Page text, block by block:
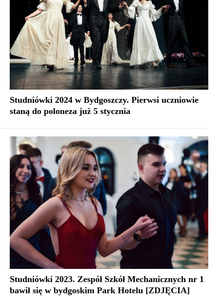
Studniówki 2024 w Bydgoszczy. Pierwsi uczniowie
staną do poloneza już 5 stycznia
Studniówki 2023. Zespół Szkół Mechanicznych nr 1
bawił się w bydgoskim Park Hotelu [ZDJĘCIA]